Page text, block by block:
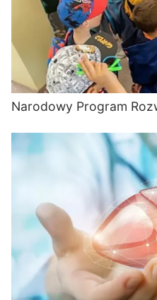
Narodowy Program